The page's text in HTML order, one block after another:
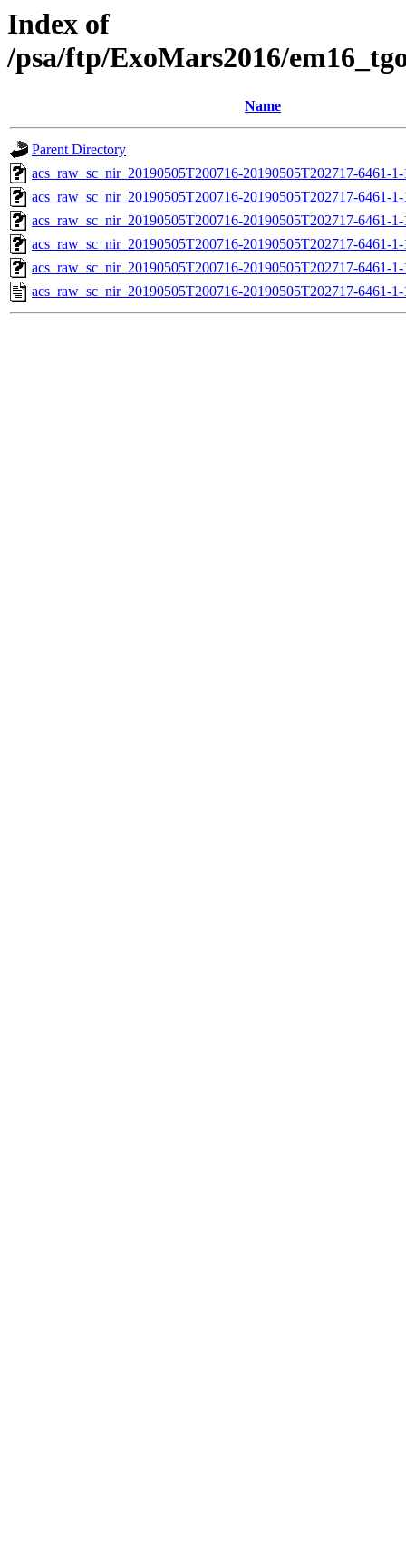
Index of
/psa/ftp/ExoMars2016/
Name
Parent Directory
acs_raw_sc_nir_20190505T200716-20190505T202717-6461-
acs_raw_sc_nir_20190505T200716-20190505T202717-6461-
acs_raw_sc_nir_20190505T200716-20190505T202717-6461-
acs_raw_sc_nir_20190505T200716-20190505T202717-6461-
acs_raw_sc_nir_20190505T200716-20190505T202717-6461-
acs_raw_sc_nir_20190505T200716-20190505T202717-6461-